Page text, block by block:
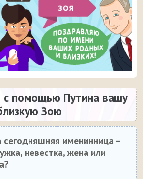
с помощью Путина вашу
Зою
именинница –
невестка, жена или